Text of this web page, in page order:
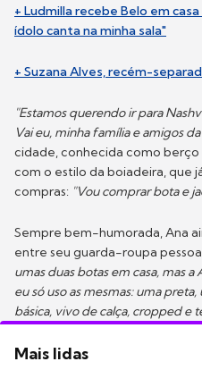
+ Ludmilla recebe Belo em
ídolo canta na minha sala"
+ Suzana Alves, recém-
"Estamos querendo ir para
Vai eu, minha família e amigos
cidade, conhecida como
com o estilo da boiadeira, que
compras: "Vou comprar bota e
Sempre bem-humorada, Ana
entre seu guarda-roupa
umas duas botas em casa, mas
eu só uso as mesmas: uma
básica, vivo de calça, cropped e
Mais lidas